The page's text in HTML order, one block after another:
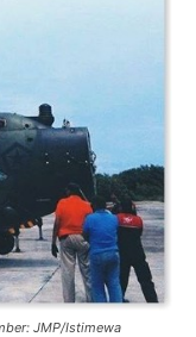
JMP/Istimewa